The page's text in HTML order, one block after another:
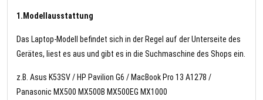
1.Modellausstattung
Das Laptop-Modell befindet sich in der Regel auf der Unterseite des
Gerätes, liest es aus und gibt es in die Suchmaschine des Shops ein.
z.B. Asus K53SV / HP Pavilion G6 / MacBook Pro 13 A1278 /
Panasonic MX500 MX500B MX500EG MX1000